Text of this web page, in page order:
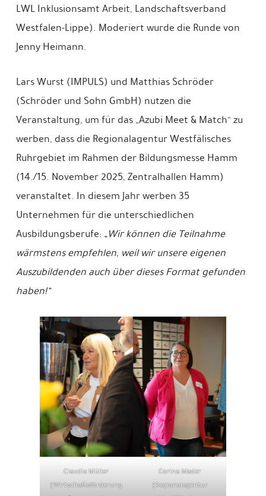
LWL Inklusionsamt Arbeit, Landschaftsverband
Westfalen-Lippe). Moderiert wurde die Runde von
Jenny Heimann.
Lars Wurst (IMPULS) und Matthias Schröder
(Schröder und Sohn GmbH) nutzen die
Veranstaltung, um für das „Azubi Meet & Match“ zu
werben, dass die Regionalagentur Westfälisches
Ruhrgebiet im Rahmen der Bildungsmesse Hamm
(14./15. November 2025, Zentralhallen Hamm)
veranstaltet. In diesem Jahr werben 35
Unternehmen für die unterschiedlichen
Ausbildungsberufe: „Wir können die Teilnahme
wärmstens empfehlen, weil wir unsere eigenen
Auszubildenden auch über dieses Format gefunden
haben!“
Claudia Müller
(Wirtschaftsförderung
Corina Mader
(Regionalagentur